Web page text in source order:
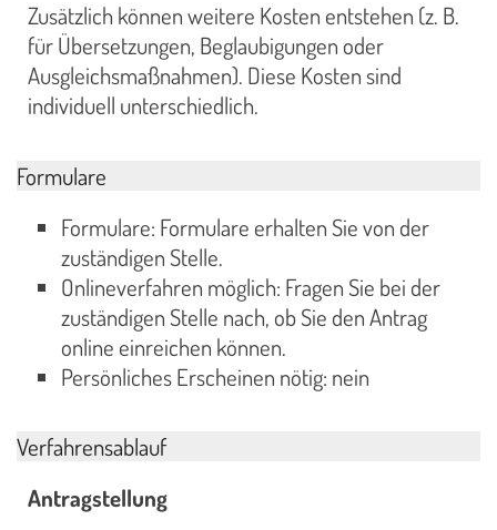
Zusätzlich können weitere Kosten entstehen (z. B.
für Übersetzungen, Beglaubigungen oder
Ausgleichsmaßnahmen). Diese Kosten sind
individuell unterschiedlich.
Formulare
Formulare: Formulare erhalten Sie von der
zuständigen Stelle.
Onlineverfahren möglich: Fragen Sie bei der
zuständigen Stelle nach, ob Sie den Antrag
online einreichen können.
Persönliches Erscheinen nötig: nein
Verfahrensablauf
Antragstellung